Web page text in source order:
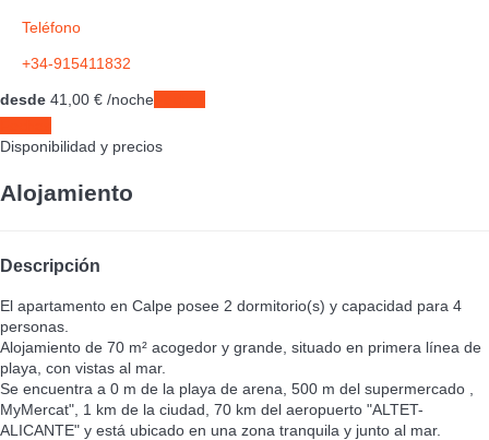
Teléfono
+34-915411832
desde 41, 00 € /noche
Disponibilidad y precios
Alojamiento
Descripción
El apartamento en Calpe posee 2 dormitorio(s) y capacidad para 4
personas.
Alojamiento de 70 m² acogedor y grande, situado en primera línea de
playa, con vistas al mar.
Se encuentra a 0 m de la playa de arena, 500 m del supermercado ,
MyMercat", 1 km de la ciudad, 70 km del aeropuerto "ALTET-
ALICANTE" y está ubicado en una zona tranquila y junto al mar.